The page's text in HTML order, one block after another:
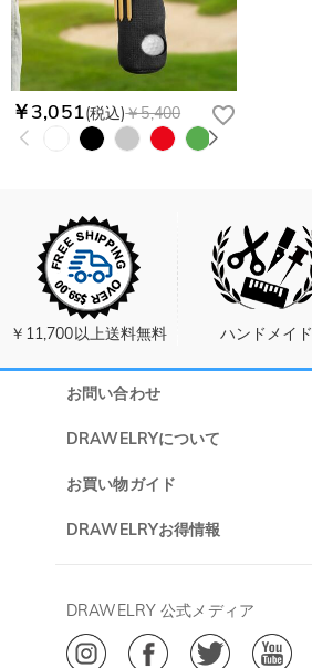
￥3,051(税込)￥5,400
￥11,700以上送料無料 ハンドメイド
お問い合わせ
DRAWELRYについて
DRAWELRYについて
ご利用規約
ご特定商取引法に基づく表示
お買い物ガイド
発送について
ジュエリーお手入れ
Drawelry Blog
DRAWELRYお得情報
会員・ポイントについて
DRAWELRY 公式メディア